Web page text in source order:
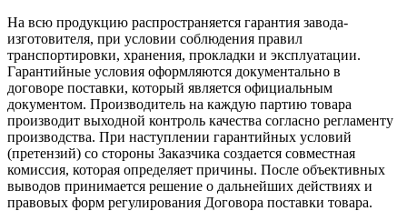
На всю продукцию распространяется гарантия завода-
изготовителя, при условии соблюдения правил
транспортировки, хранения, прокладки и эксплуатации.
Гарантийные условия оформляются документально в
договоре поставки, который является официальным
документом. Производитель на каждую партию товара
производит выходной контроль качества согласно регламенту
производства. При наступлении гарантийных условий
(претензий) со стороны Заказчика создается совместная
комиссия, которая определяет причины. После объективных
выводов принимается решение о дальнейших действиях и
правовых форм регулирования Договора поставки товара.